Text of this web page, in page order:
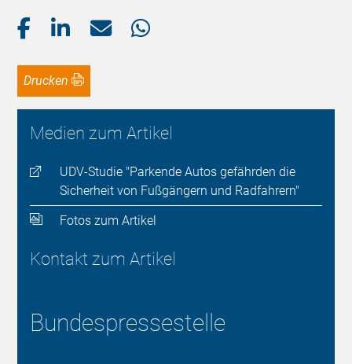
Drucken
Medien zum Artikel
UDV-Studie "Parkende Autos gefährden die
Sicherheit von Fußgängern und Radfahrern"
Fotos zum Artikel
Kontakt zum Artikel
Bundespressestelle